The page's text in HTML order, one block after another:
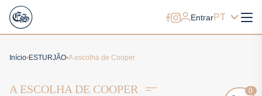
EntrarPT
Início ESTURJÃO A escolha de Cooper
A ESCOLHA DE COOPER 0